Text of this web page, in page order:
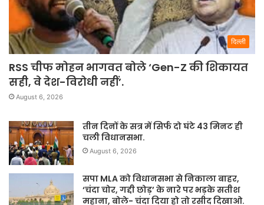
दिल्ली
RSS चीफ मोहन भागवत बोले ‘Gen-Z की शिकायत
सही, वे देश-विरोधी नहीं’.
August 6, 2026
तीन दिनों के सत्र में सिर्फ दो घंटे 43 मिनट ही
चली विधानसभा.
August 6, 2026
सपा MLA को विधानसभा से निकाला बाहर,
‘चंदा चोर, गद्दी छोड़’ के नारे पर भड़के सतीश
महाना, बोले- चंदा दिया हो तो रसीद दिखाओ.